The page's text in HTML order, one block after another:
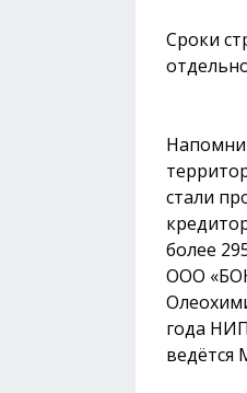
Сроки
стали
более
ООО
года
ведётся